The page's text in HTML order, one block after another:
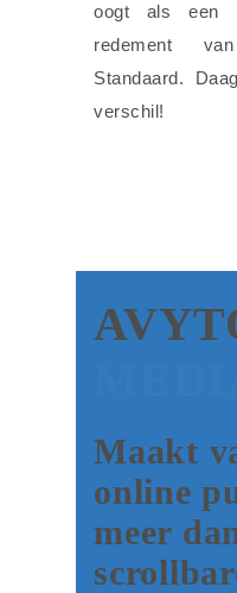
oogt als een
redement
Standaard.
verschil!
Maakt
online
meer